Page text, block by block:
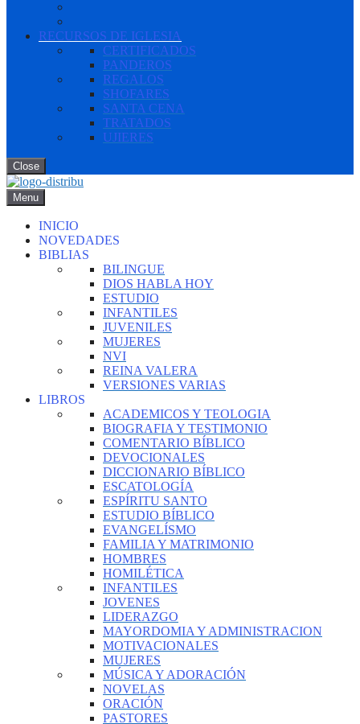
RECURSOS DE IGLESIA
CERTIFICADOS
PANDEROS
REGALOS
SHOFARES
SANTA CENA
TRATADOS
UJIERES
Close
Menu
INICIO
NOVEDADES
BIBLIAS
BILINGUE
DIOS HABLA HOY
ESTUDIO
INFANTILES
JUVENILES
MUJERES
NVI
REINA VALERA
VERSIONES VARIAS
LIBROS
ACADEMICOS Y TEOLOGIA
BIOGRAFIA Y TESTIMONIO
COMENTARIO BÍBLICO
DEVOCIONALES
DICCIONARIO BÍBLICO
ESCATOLOGÍA
ESPÍRITU SANTO
ESTUDIO BÍBLICO
EVANGELÍSMO
FAMILIA Y MATRIMONIO
HOMBRES
HOMILÉTICA
INFANTILES
JOVENES
LIDERAZGO
MAYORDOMIA Y ADMINISTRACION
MOTIVACIONALES
MUJERES
MÚSICA Y ADORACIÓN
NOVELAS
ORACIÓN
PASTORES